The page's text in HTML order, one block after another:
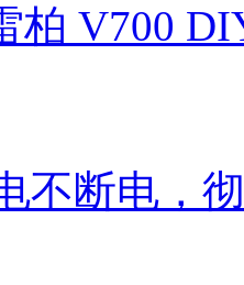
柏 V700
不断电，